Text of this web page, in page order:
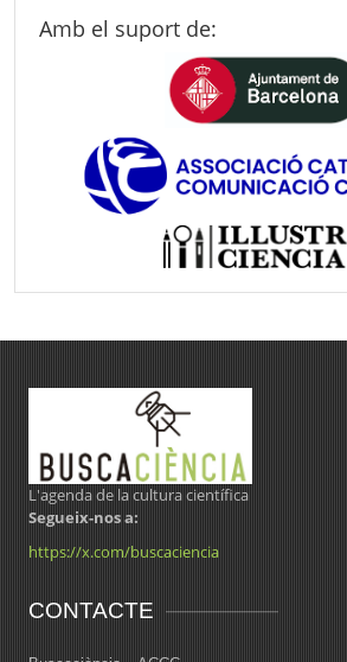
Amb el suport de:
L'agenda de la cultura científica
Segueix-nos a:
https://x.com/buscaciencia
CONTACTE